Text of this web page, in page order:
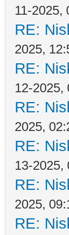
11-2025,
RE:
2025,
RE:
12-2025,
RE:
2025,
RE:
13-2025,
RE:
2025,
RE: